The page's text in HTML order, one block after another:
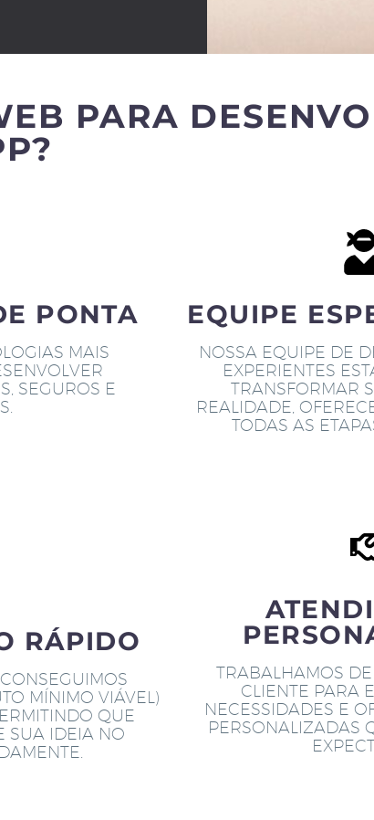
PARA
PONTA
MAIS
SEGUROS E
EQUIPE
NOSSA EQUIPE DE
EXPERIENTES
TRANSFORMAR
REALIDADE,
TODAS AS
RÁPIDO
MÍNIMO VIÁVEL)
QUE
SUA IDEIA NO
TRABALHAMOS
CLIENTE PARA
NECESSIDADES E
PERSONALIZADAS